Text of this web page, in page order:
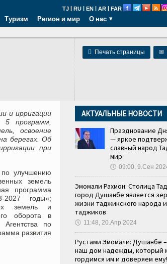
TJ | RU | EN | AR | FAR
Туризм Регион и мир О нас
 Печать страницы ✉
и ирригации
5 программ,
освоение
берегах. Об
при
улучшению
земель
программа
2027 годы»;
земель и
оборота в
по
развития
АКТУАЛЬНЫЕ НОВОСТИ
Празднование
— яркое
славный народ
мир
🕔 09:00, 9.Сен
Эмомали Рахмон: Столица
город Душанбе является
жизни таджикского народа
таджиков
🕔 11:48, 20.Апр 2024
Рустами Эмомали: Душанбе
наш дом надежды, который
гордимся им и доверяем ему!